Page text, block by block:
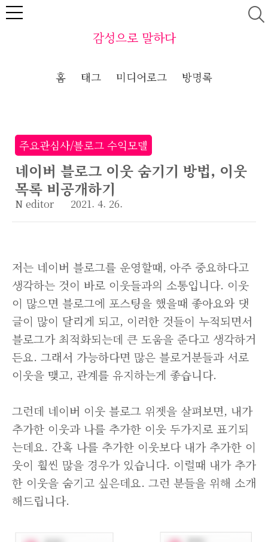
본문 바로가기
감성으로 말하다
홈 태그 미디어로그 방명록
주요관심사/블로그 수익모델
네이버 블로그 이웃 숨기기 방법, 이웃
목록 비공개하기
N editor 2021. 4. 26.
저는 네이버 블로그를 운영할때, 아주 중요하다고
생각하는 것이 바로 이웃들과의 소통입니다. 이웃
이 많으면 블로그에 포스팅을 했을때 좋아요와 댓
글이 많이 달리게 되고, 이러한 것들이 누적되면서
블로그가 최적화되는데 큰 도움을 준다고 생각하거
든요. 그래서 가능하다면 많은 블로거분들과 서로
이웃을 맺고, 관계를 유지하는게 좋습니다.
그런데 네이버 이웃 블로그 위젯을 살펴보면, 내가
추가한 이웃과 나를 추가한 이웃 두가지로 표기되
는데요. 간혹 나를 추가한 이웃보다 내가 추가한 이
웃이 훨씬 많을 경우가 있습니다. 이럴때 내가 추가
한 이웃을 숨기고 싶은데요. 그런 분들을 위해 소개
해드립니다.